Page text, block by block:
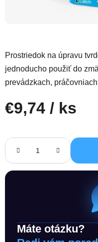
Prostriedok na úpravu
jednoducho použiť do
prevádzkach,
€9,74 / ks
Máte otázku?